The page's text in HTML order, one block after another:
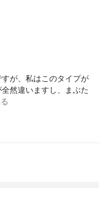
が、私はこのタイプが
然違いますし、まぶた